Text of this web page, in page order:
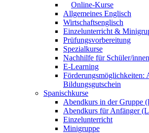
Online-Kurse
Allgemeines Englisch
Wirtschaftsenglisch
Einzelunterricht &
Prüfungsvorbereitung
Spezialkurse
Nachhilfe für Schüler/innen
E-Learning
Förderungsmöglichkeiten:
Bildungsgutschein
Spanischkurse
Abendkurs in der Gruppe
Abendkurs für Anfänger
Einzelunterricht
Minigruppe